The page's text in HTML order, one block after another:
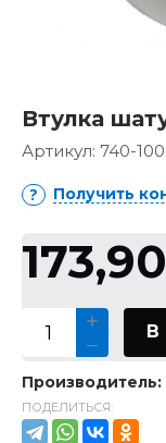
Втулка
Артикул: 740-
Получить
173,90
В
Производитель:
ПОДЕЛИТЬСЯ: